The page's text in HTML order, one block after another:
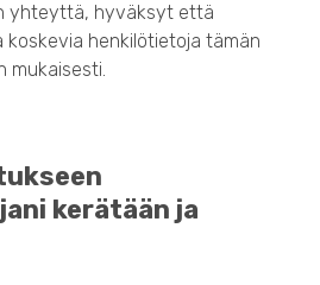
yhteyttä, hyväksyt että
koskevia henkilötietoja tämän
mukaisesti.
kerätään ja